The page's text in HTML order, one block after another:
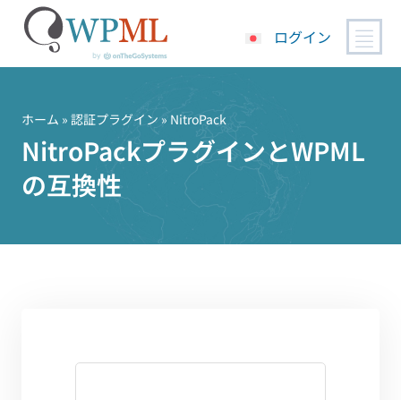
ッ
ログイン
ホーム » 認証プラグイン » NitroPack
NitroPackプラグインとWPML
の互換性